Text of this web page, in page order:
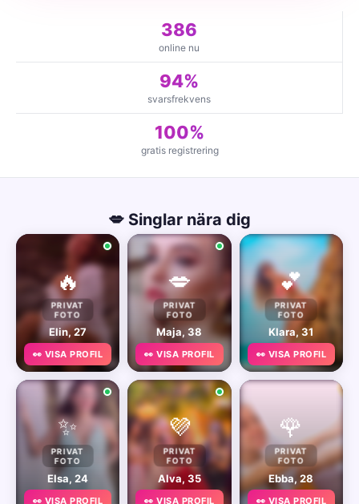
386
online nu
94%
svarsfrekvens
100%
gratis registrering
💋 Singlar nära dig
🔥
PRIVAT
FOTO
Elin, 27
👀 VISA PROFIL
💋
PRIVAT
FOTO
Maja, 38
👀 VISA PROFIL
💕
PRIVAT
FOTO
Klara, 31
👀 VISA PROFIL
✨
PRIVAT
FOTO
Elsa, 24
👀 VISA PROFIL
💜
PRIVAT
FOTO
Alva, 35
👀 VISA PROFIL
🌹
PRIVAT
FOTO
Ebba, 28
👀 VISA PROFIL